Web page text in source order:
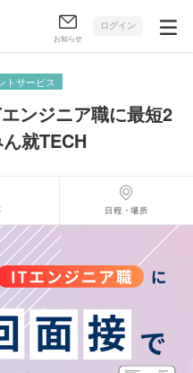
お知らせ
ログイン
トサービス
ンジニア職に最短2
就TECH
日程・場所